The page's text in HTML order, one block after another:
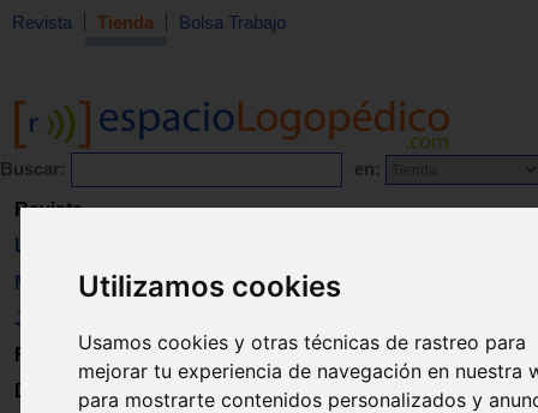
Utilizamos cookies
Usamos cookies y otras técnicas de rastreo para
mejorar tu experiencia de navegación en nuestra
para mostrarte contenidos personalizados y
Revista Tienda Bolsa Trabajo
Buscar: en:
Revista
Libros
Material
Juguetes
Formación
Directorio